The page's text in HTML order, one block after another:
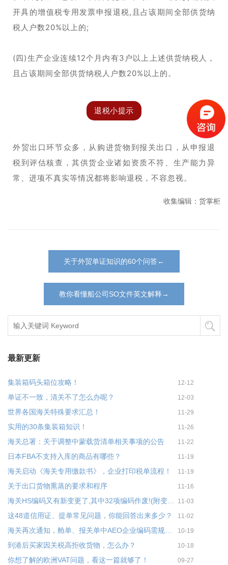
开具的增值税专用发票申报退税,且占该期间全部供货纳
税人户数20%以上的;
(四)生产企业连续12个月内有3户以上上述供货纳税人，
且占该期间全部供货纳税人户数20%以上的。
退税小提示
外贸出口环节众多，从购进货物到报关出口，从申报退
税到评估核查，其供货企业诸如资质不符、生产能力异
常、进项不真实等情况都将影响退税，不容忽视。
收集编辑：货掌柜
关于外贸单证知识的60个问答←
教你看懂船公司SO文件英文解释→
最新更新
集装箱码头箱位攻略！ 12-12
单证不一致，清关不了怎么办呢？ 12-03
世界各国海关特殊要求汇总！ 11-29
实用的30条集装箱知识！ 11-26
海关总署：关于调整中蒙载货清单相关事项的公告 11-22
日本FBA不支持入库的商品有哪些？ 11-19
海关启动《海关专用缴款书》，企业打印税单流程！ 11-19
关于出口货物熏蒸的要求和程序 11-16
海关HS编码又有新变更了,其中32项编码作废!(附变更表) 11-03
这48道信用证、提单常见问题，你能回答出来多少？ 11-02
海关再次通知，舱单、报关单中AEO企业编码需规范填报 10-19
到港后买家因关税高拒收货物，怎么办？ 10-18
你想了解的欧洲VAT问题，看这一篇就够了！ 09-27